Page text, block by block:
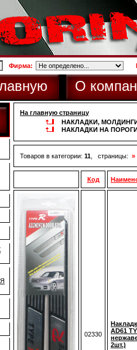
Фирма:
О
На главную страницу
НАКЛАДКИ,
НАКЛАДКИ НА
Товаров в категории: 11 , страницы: »
Код
02330
AD61
2шт.)